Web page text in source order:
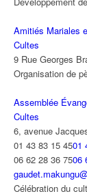
Amitiés Mariales
Cultes
9 Rue Georges
Organisation de
Assemblée
Cultes
6, avenue
01 43 83 15 4501
06 62 28 36 7506
Célébration du